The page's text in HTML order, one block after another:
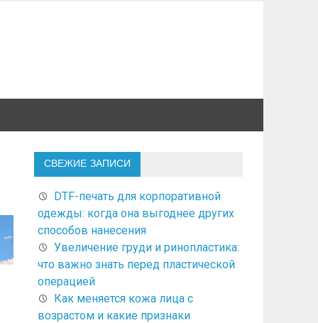
СВЕЖИЕ ЗАПИСИ
DTF-печать для корпоративной
одежды: когда она выгоднее других
способов нанесения
Увеличение груди и ринопластика:
что важно знать перед пластической
операцией
Как меняется кожа лица с
возрастом и какие признаки